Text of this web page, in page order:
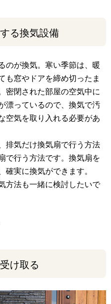
る換気設備
のが換気。寒い季節は、暖
も窓やドアを締め切ったま
密閉された部屋の空気中に
漂っているので、換気で汚
空気を取り入れる必要があ
排気だけ換気扇で行う方法
で行う方法です。換気扇を
確実に換気ができます。
方法も一緒に検討したいで
け取る